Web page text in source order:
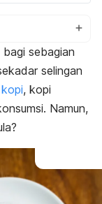
sebagian
selingan
, kopi
Namun,